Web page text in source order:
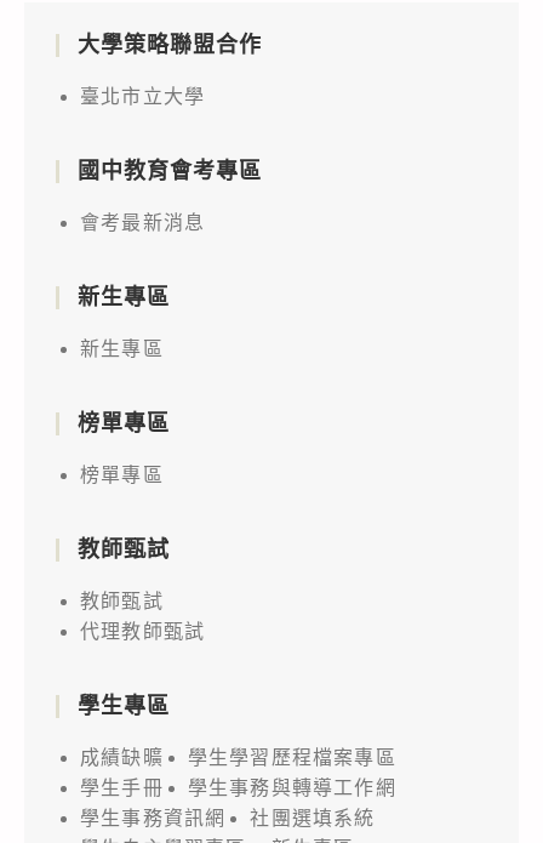
大學策略聯盟合作
臺北市立大學
國中教育會考專區
會考最新消息
新生專區
新生專區
榜單專區
榜單專區
教師甄試
教師甄試
代理教師甄試
學生專區
成績缺曠
學生學習歷程檔案專區
學生手冊
學生事務與轉導工作網
學生事務資訊網
社團選填系統